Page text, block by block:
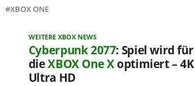
XBOX ONE
WEITERE XBOX NEWS
Cyberpunk 2077: Spiel wird für
dieXBOX One Xoptimiert – 4K
Ultra HD